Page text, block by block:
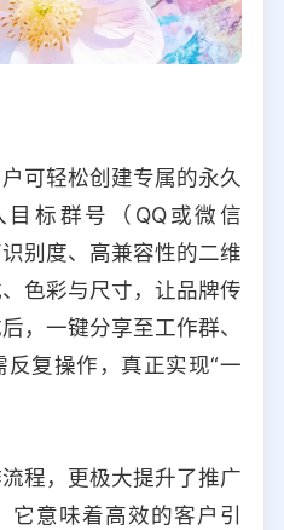
可轻松创建专属的永久
标群号（QQ或微信
别度、高兼容性的二维
色彩与尺寸，让品牌传
，一键分享至工作群、
复操作，真正实现“一
程，更极大提升了推广
意味着高效的客户引